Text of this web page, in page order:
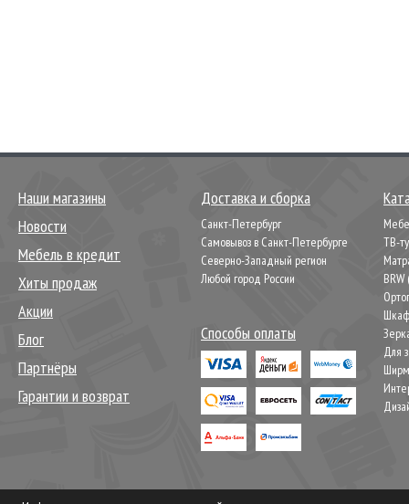
Наши магазины
Новости
Мебель в кредит
Хиты продаж
Акции
Блог
Партнёры
Гарантии и возврат
Доставка и сборка
Санкт-Петербург
Самовывоз в Санкт-Петербурге
Северно-Западный регион
Любой город России
Способы оплаты
ТВ-
Для